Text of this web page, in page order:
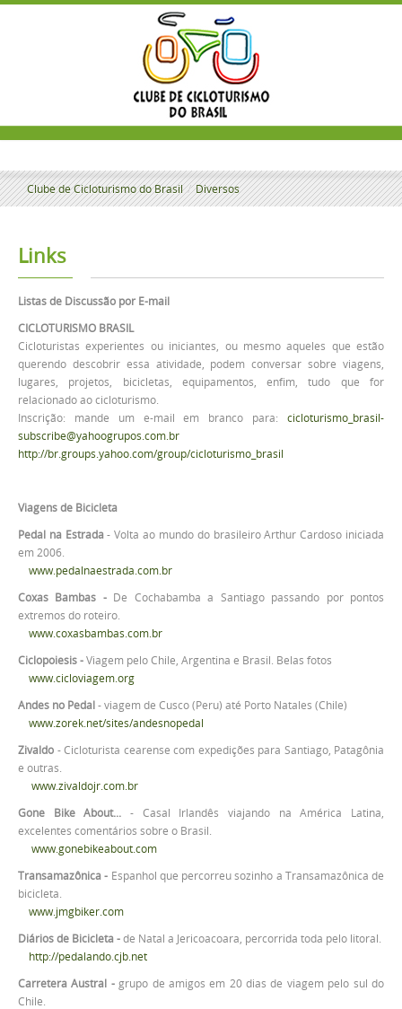
Clube de Cicloturismo do Brasil / Diversos
Links
Listas de Discussão por E-mail
CICLOTURISMO BRASIL
Cicloturistas experientes ou iniciantes, ou mesmo aqueles que estão
querendo descobrir essa atividade, podem conversar sobre viagens,
lugares, projetos, bicicletas, equipamentos, enfim, tudo que for
relacionado ao cicloturismo.
Inscrição: mande um e-mail em branco para: cicloturismo_brasil-
subscribe@yahoogrupos.com.br
http://br.groups.yahoo.com/group/cicloturismo_brasil
Viagens de Bicicleta
Pedal na Estrada- Volta ao mundo do brasileiro Arthur Cardoso iniciada
em 2006.
www.pedalnaestrada.com.br
Coxas Bambas - De Cochabamba a Santiago passando por pontos
extremos do roteiro.
www.coxasbambas.com.br
Ciclopoiesis -Viagem pelo Chile, Argentina e Brasil. Belas fotos
www.cicloviagem.org
Andes no Pedal- viagem de Cusco (Peru) até Porto Natales (Chile)
www.zorek.net/sites/andesnopedal
Zivaldo - Cicloturista cearense com expedições para Santiago, Patagônia
e outras.
www.zivaldojr.com.br
Gone Bike About... - Casal Irlandês viajando na América Latina,
excelentes comentários sobre o Brasil.
www.gonebikeabout.com
Transamazônica - Espanhol que percorreu sozinho a Transamazônica de
bicicleta.
www.jmgbiker.com
Diários de Bicicleta -de Natal a Jericoacoara, percorrida toda pelo litoral.
http://pedalando.cjb.net
Carretera Austral -grupo de amigos em 20 dias de viagem pelo sul do
Chile.